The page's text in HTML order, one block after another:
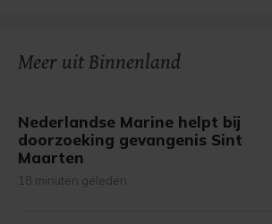
Meer uit Binnenland
Nederlandse Marine helpt bij
doorzoeking gevangenis Sint
Maarten
18 minuten geleden